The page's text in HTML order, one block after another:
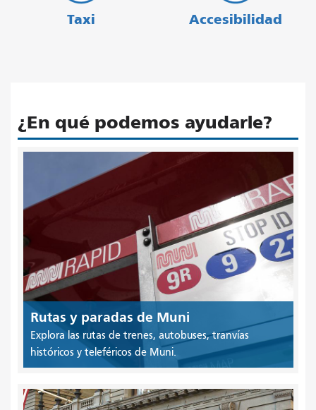
Taxi Accesibilidad
¿En qué podemos ayudarle?
Rutas y paradas de Muni
Explora las rutas de trenes, autobuses, tranvías
históricos y teleféricos de Muni.